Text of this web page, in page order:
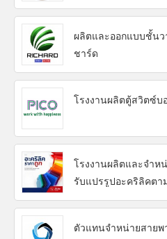
ผลิตและออกแบบชั้น
ชาร์ด
โรงงานผลิตตู้สวิตซ์บ
โรงงานผลิตและจำห
รับแปรรูปอะคริลิคตา
ตัวแทนจำหน่ายสายพ